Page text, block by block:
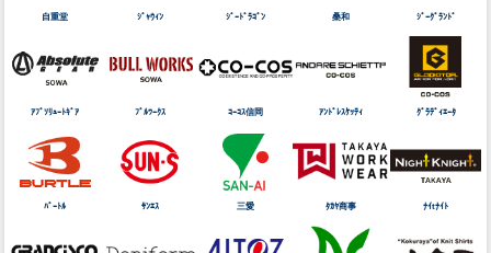
自重堂 ｼﾞｬｳｨﾝ ｼﾞｰﾄﾞﾗｺﾞﾝ 桑和 ｼﾞｰｸﾞﾗﾝﾄﾞ
ｱﾌﾞｿﾘｭｰﾄｷﾞｱ ﾌﾞﾙﾜｰｸｽ ｺｰｺｽ信岡 ｱﾝﾄﾞﾚｽｹｯﾃｨ ｸﾞﾗﾃﾞｨｴｰﾀ
ﾊﾞｰﾄﾙ ｻﾝｴｽ 三愛 ﾀｶﾔ商事 ﾅｲtﾅｲﾄ